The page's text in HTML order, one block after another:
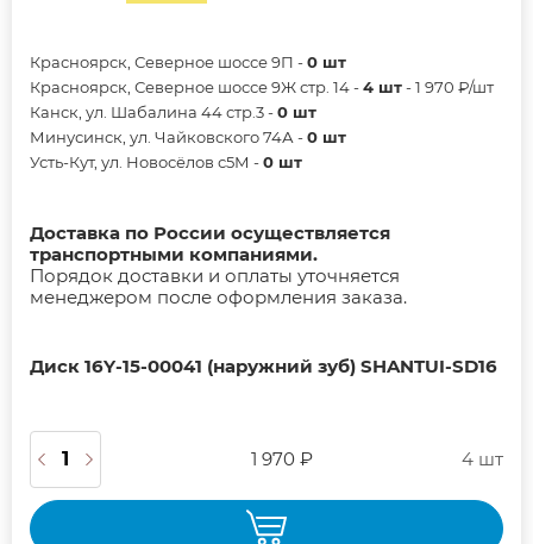
Красноярск, Северное шоссе 9П -0 шт
Красноярск, Северное шоссе 9Ж стр. 14 -4 шт- 1 970 ₽/шт
Канск, ул. Шабалина 44 стр.3 -0 шт
Минусинск, ул. Чайковского 74А -0 шт
Усть-Кут, ул. Новосёлов с5М -0 шт
Доставка по России осуществляется
транспортными компаниями.
Порядок доставки и оплаты уточняется
менеджером после оформления заказа.
Диск 16Y-15-00041 (наружний зуб) SHANTUI-SD16
1 970 ₽ 4 шт